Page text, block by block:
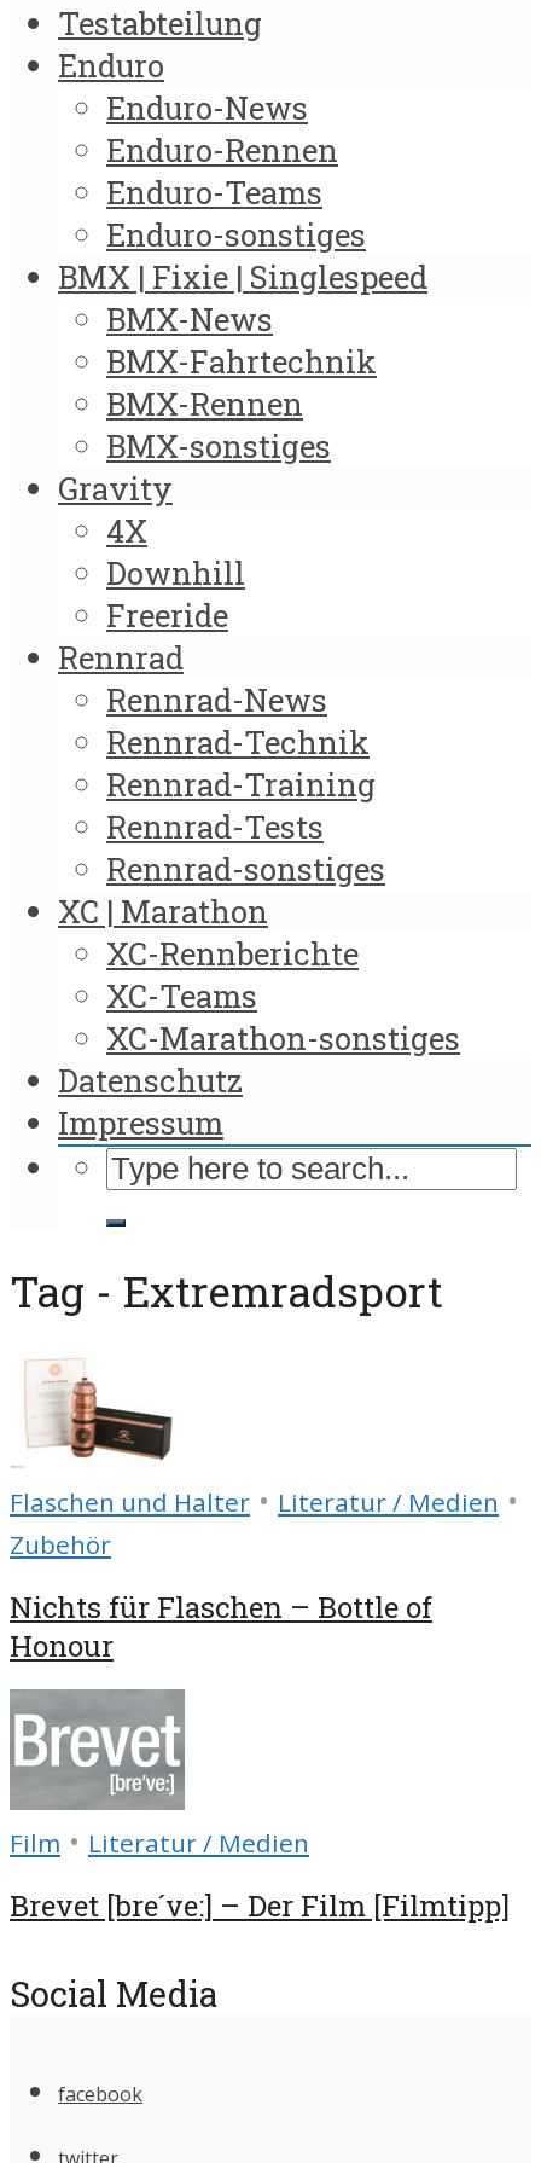
Testabteilung
Enduro
Enduro-News
Enduro-Rennen
Enduro-Teams
Enduro-sonstiges
BMX | Fixie | Singlespeed
BMX-News
BMX-Fahrtechnik
BMX-Rennen
BMX-sonstiges
Gravity
4X
Downhill
Freeride
Rennrad
Rennrad-News
Rennrad-Technik
Rennrad-Training
Rennrad-Tests
Rennrad-sonstiges
XC | Marathon
XC-Rennberichte
XC-Teams
XC-Marathon-sonstiges
Datenschutz
Impressum
Tag - Extremradsport
Flaschen und Halter • Literatur / Medien •
Zubehör
Nichts für Flaschen – Bottle of
Honour
Film • Literatur / Medien
Brevet [bre´ve:] – Der Film [Filmtipp]
Social Media
facebook